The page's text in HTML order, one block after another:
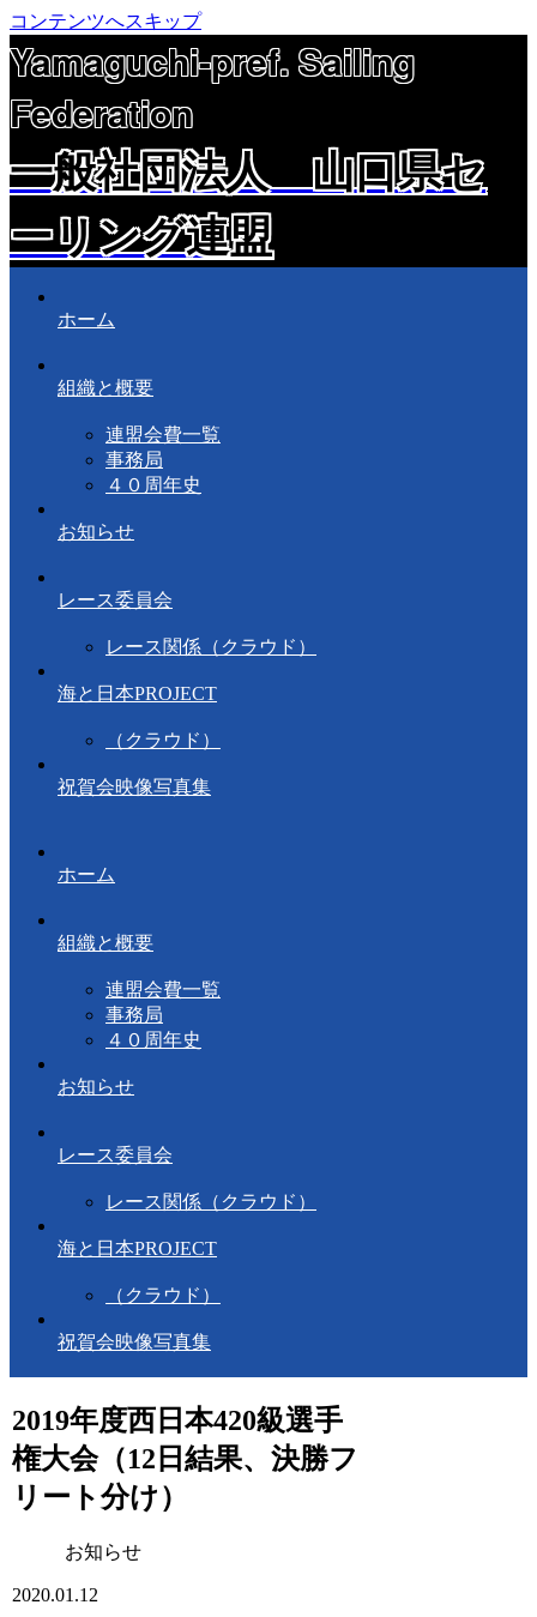
コンテンツへスキップ
Yamaguchi-pref. Sailing
Federation
一般社団法人 山口県セ
ーリング連盟
ホーム
組織と概要
連盟会費一覧
事務局
４０周年史
お知らせ
レース委員会
レース関係（クラウド）
海と日本PROJECT
（クラウド）
祝賀会映像写真集
ホーム
組織と概要
連盟会費一覧
事務局
４０周年史
お知らせ
レース委員会
レース関係（クラウド）
海と日本PROJECT
（クラウド）
祝賀会映像写真集
2019年度西日本420級選手
権大会（12日結果、決勝フ
リート分け）
お知らせ
2020.01.12